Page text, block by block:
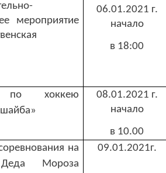
мероприятие
06.01.2021 г.
начало
в 18:00
по хоккею
08.01.2021 г.
начало
в 10.00
на
Мороза
09.01.2021г.